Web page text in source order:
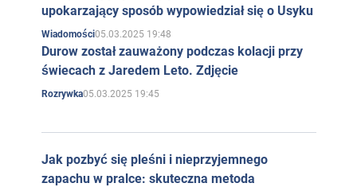
upokarzający sposób wypowiedział się o Usyku
Wiadomości05.03.2025 19:48
Durow został zauważony podczas kolacji przy
świecach z Jaredem Leto. Zdjęcie
Rozrywka05.03.2025 19:45
Jak pozbyć się pleśni i nieprzyjemnego
zapachu w pralce: skuteczna metoda